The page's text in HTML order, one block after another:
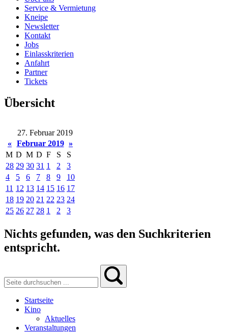
Service & Vermietung
Kneipe
Newsletter
Kontakt
Jobs
Einlasskriterien
Anfahrt
Partner
Tickets
Übersicht
27. Februar 2019
« Februar 2019 »
M D M D F S
S
28 29 30 31 1 2
3
4
5 6 7 8 9
10
11 12 13 14 15 16 17
18 19 20 21 22 23 24
25 26 27 28 1 2 3
Nichts gefunden, was den Suchkriterien
entspricht.
Startseite
Kino
Aktuelles
Veranstaltungen